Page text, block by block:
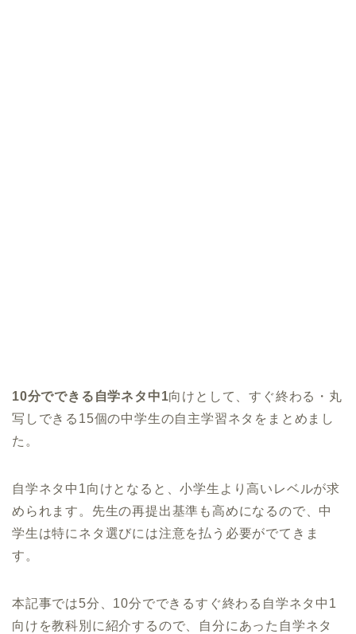
10分でできる自学ネタ中1向けとして、すぐ終わる・丸
写しできる15個の中学生の自主学習ネタをまとめまし
た。
自学ネタ中1向けとなると、小学生より高いレベルが求
められます。先生の再提出基準も高めになるので、中
学生は特にネタ選びには注意を払う必要がでてきま
す。
本記事では5分、10分でできるすぐ終わる自学ネタ中1
向けを教科別に紹介するので、自分にあった自学ネタ